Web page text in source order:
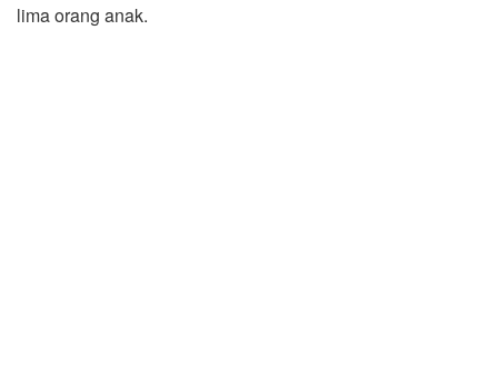
lima orang anak.